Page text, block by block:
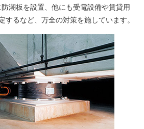
潮板を設置、他にも受電設備や賃貸用
するなど、万全の対策を施しています。